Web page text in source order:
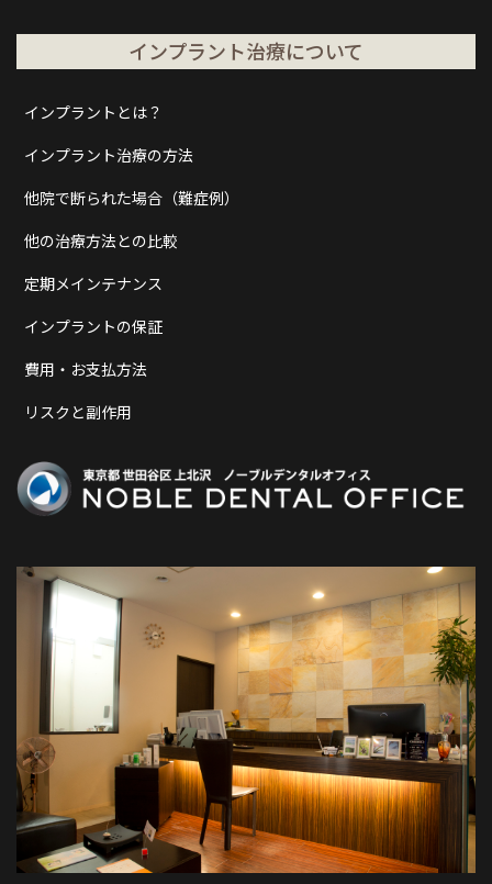
インプラント治療について
インプラントとは？
インプラント治療の方法
他院で断られた場合（難症例）
他の治療方法との比較
定期メインテナンス
インプラントの保証
費用・お支払方法
リスクと副作用